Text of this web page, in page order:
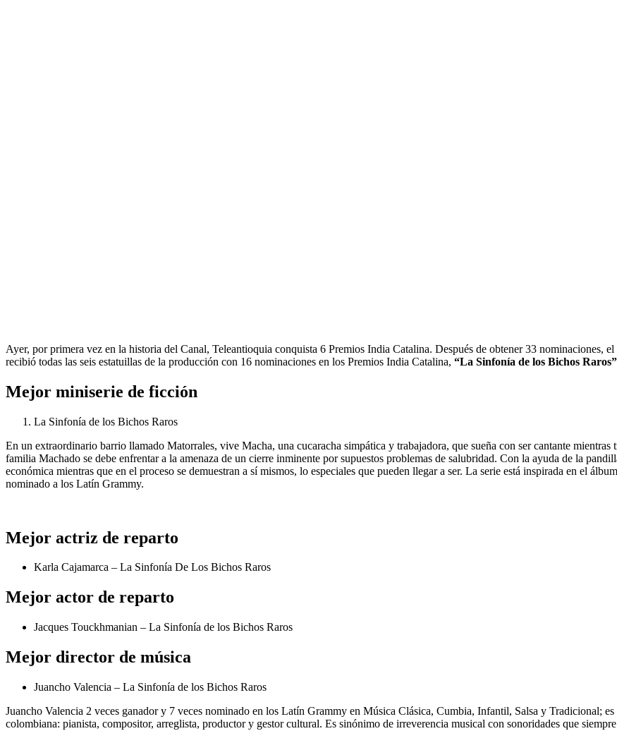
Ayer, por primera vez en la historia del Canal, Teleantioquia conquista 6 Premios India Catalina. Después de obtener 33 nominaciones,
recibió todas las seis estatuillas de la producción con 16 nominaciones en los Premios India Catalina, “La Sinfonía de los Bichos
Mejor miniserie de ficción
La Sinfonía de los Bichos Raros
En un extraordinario barrio llamado Matorrales, vive Macha, una cucaracha simpática y trabajadora, que sueña con ser cantante
familia Machado se debe enfrentar a la amenaza de un cierre inminente por supuestos problemas de salubridad. Con la ayuda de la
económica mientras que en el proceso se demuestran a sí mismos, lo especiales que pueden llegar a ser. La serie está inspirada en el
nominado a los Latín Grammy.
Mejor actriz de reparto
Karla Cajamarca – La Sinfonía De Los Bichos Raros
Mejor actor de reparto
Jacques Touckhmanian – La Sinfonía de los Bichos Raros
Mejor director de música
Juancho Valencia – La Sinfonía de los Bichos Raros
Juancho Valencia 2 veces ganador y 7 veces nominado en los Latín Grammy en Música Clásica, Cumbia, Infantil, Salsa y Tradicional;
colombiana: pianista, compositor, arreglista, productor y gestor cultural. Es sinónimo de irreverencia musical con sonoridades que